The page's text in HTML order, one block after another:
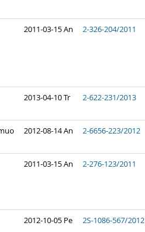
2011-03-15 An 2-326-204/2011
2013-04-10 Tr 2-622-231/2013
2012-08-14 An 2-6656-223/2012
2011-03-15 An 2-276-123/2011
2012-10-05 Pe 2S-1086-567/2012